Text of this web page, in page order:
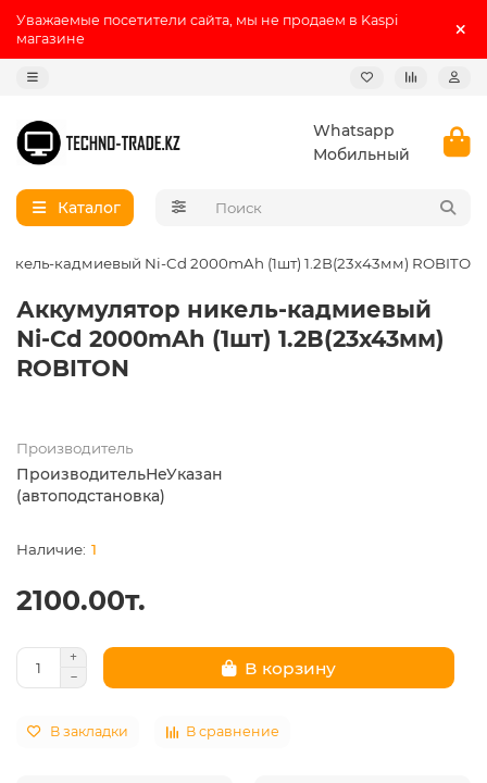
Уважаемые посетители сайта, мы не продаем в Kaspi
магазине
Whatsapp
Мобильный
Каталог
кадмиевый Ni-Cd 2000mAh (1шт) 1.2В(23х43мм) ROBITON
Аккумулятор никель-кадмиевый
Ni-Cd 2000mAh (1шт) 1.2В(23х43мм)
ROBITON
Производитель
ПроизводительНеУказан
(автоподстановка)
1
2100.00т.
В корзину
В закладки В сравнение